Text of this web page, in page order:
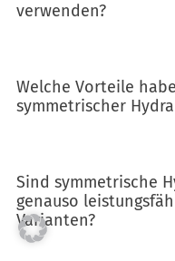
verwenden?
Welche Vorteile
symmetrischer
Sind symmetrische
genauso
Varianten?